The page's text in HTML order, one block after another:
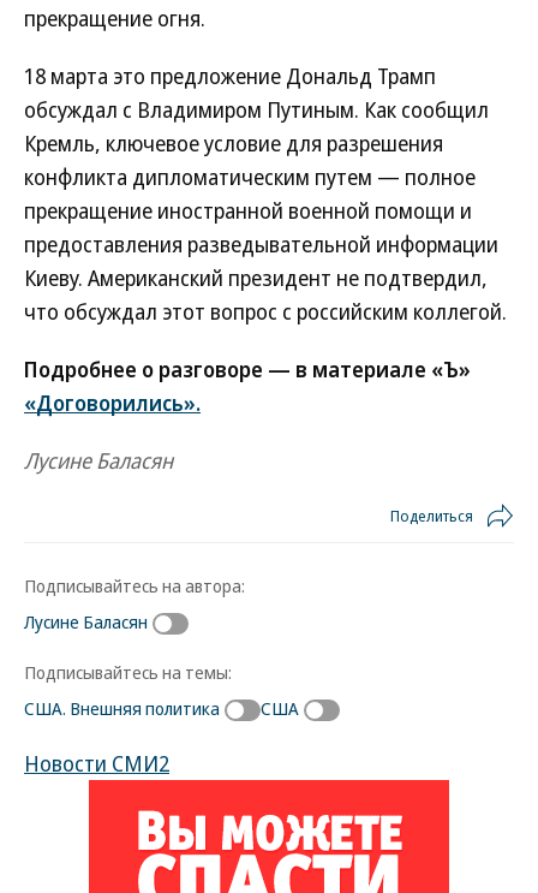
прекращение огня.
18 марта это предложение Дональд Трамп
обсуждал с Владимиром Путиным. Как сообщил
Кремль, ключевое условие для разрешения
конфликта дипломатическим путем — полное
прекращение иностранной военной помощи и
предоставления разведывательной информации
Киеву. Американский президент не подтвердил,
что обсуждал этот вопрос с российским коллегой.
Подробнее о разговоре — в материале «Ъ»
«Договорились».
Лусине Баласян
Поделиться
Подписывайтесь на автора:
Лусине Баласян
Подписывайтесь на темы:
США. Внешняя политика
США
Новости СМИ2